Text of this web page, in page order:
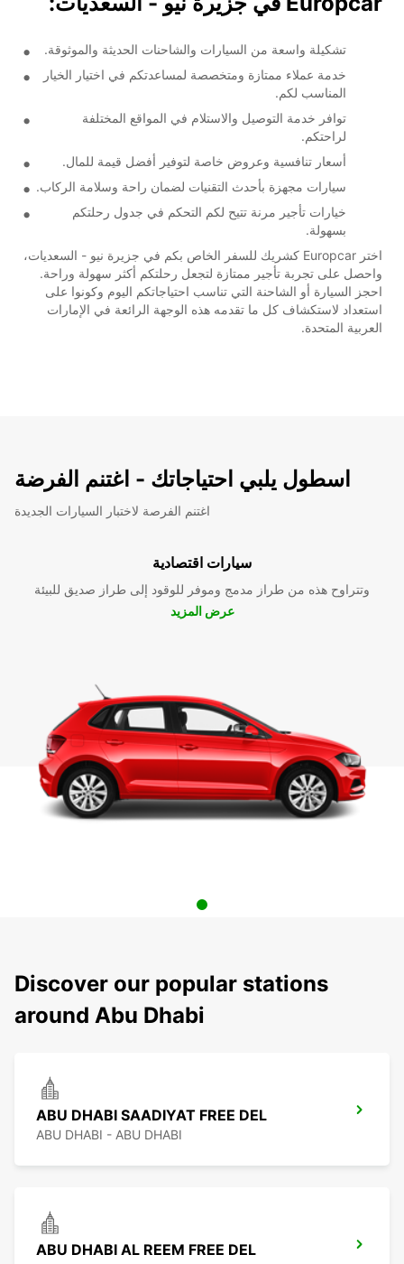
تشكيلة واسعة من السيارات والشاحنات الحديثة والموثوقة.
خدمة عملاء ممتازة ومتخصصة لمساعدتكم في اختيار الخيار
المناسب لكم.
توافر خدمة التوصيل والاستلام في المواقع المختلفة
لراحتكم.
أسعار تنافسية وعروض خاصة لتوفير أفضل قيمة للمال.
سيارات مجهزة بأحدث التقنيات لضمان راحة وسلامة الركاب.
خيارات تأجير مرنة تتيح لكم التحكم في جدول رحلتكم
بسهولة.
اختر Europcar كشريك للسفر الخاص بكم في جزيرة نيو - السعديات،
واحصل على تجربة تأجير ممتازة لتجعل رحلتكم أكثر سهولة وراحة.
احجز السيارة أو الشاحنة التي تناسب احتياجاتكم اليوم وكونوا على
استعداد لاستكشاف كل ما تقدمه هذه الوجهة الرائعة في الإمارات
العربية المتحدة.
اسطول يلبي احتياجاتك - اغتنم الفرضة
اغتنم الفرصة لاختبار السيارات الجديدة
سيارات اقتصادية
وتتراوح هذه من طراز مدمج وموفر للوقود إلى طراز صديق للبيئة
عرض المزيد
Discover our popular stations
around Abu Dhabi
ABU DHABI SAADIYAT FREE DEL
ABU DHABI - ABU DHABI
ABU DHABI AL REEM FREE DEL